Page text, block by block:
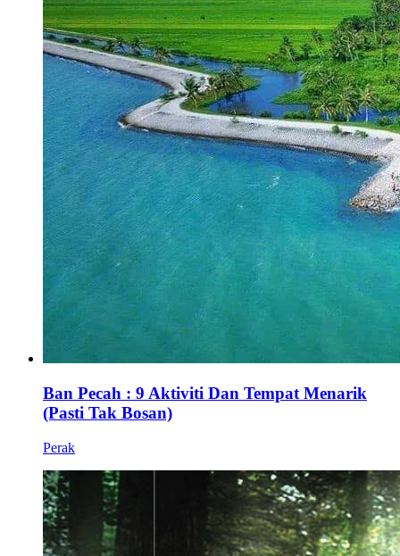
Ban Pecah : 9 Aktiviti Dan Tempat Menarik
(Pasti Tak Bosan)
Perak